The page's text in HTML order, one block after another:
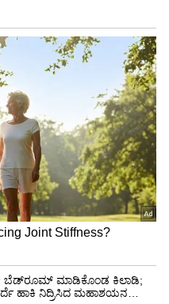
ಎಲ್ಲಾ
ಮಹಿಳಾ ಮತ್ತು
ಆದರೆ
ಅಂಗನವಾಡಿ
ಮಾಡುತ್ತಿದ್ದು, ಇದರ
ತಲುಪಿಸುವ ಮಹಾ ಕೆಲಸಕ್ಕೆ
ಮಾಡಬೇಕಾಗಿದೆ.